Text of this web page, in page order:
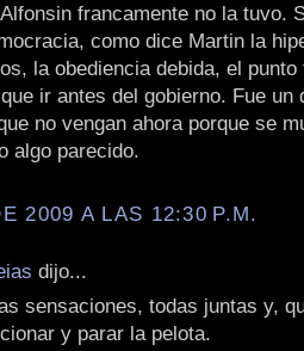
francamente no la tuvo.
como dice Martin la
la obediencia debida, el
ir antes del gobierno. Fue un
no vengan ahora porque se
algo parecido.
2009 A LAS 12:30 P.M.
dijo...
sensaciones, todas juntas y,
y parar la pelota.